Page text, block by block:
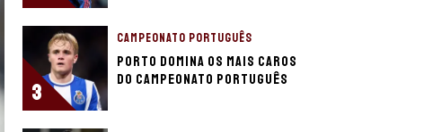
3
CAMPEONATO PORTUGUÊS
Porto domina os mais caros
do Campeonato Português